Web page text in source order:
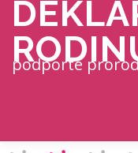
Prejsť na obsah
podporte